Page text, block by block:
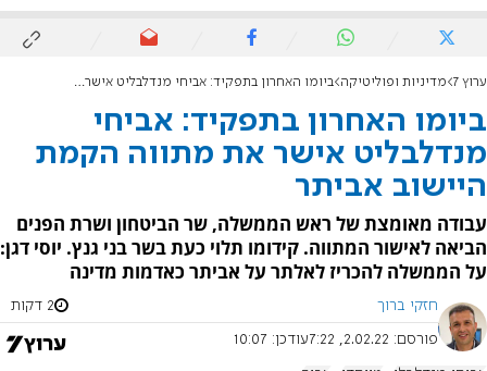
ערוץ 7 מדיניות ופוליטיקה ביומו האחרון בתפקיד: אביחי מנדלבליט אישר את מתווה הקמת היישוב אביתר
ביומו האחרון בתפקיד: אביחי
מנדלבליט אישר את מתווה הקמת
היישוב אביתר
עבודה מאומצת של ראש הממשלה, שר הביטחון ושרת הפנים
הביאה לאישור המתווה. קידומו תלוי כעת בשר בני גנץ. יוסי דגן:
על הממשלה להכריז לאלתר על אביתר כאדמות מדינה
חזקי ברוך 2 דקות
פורסם: 2.02.22, 7:22 עודכן: 10:07